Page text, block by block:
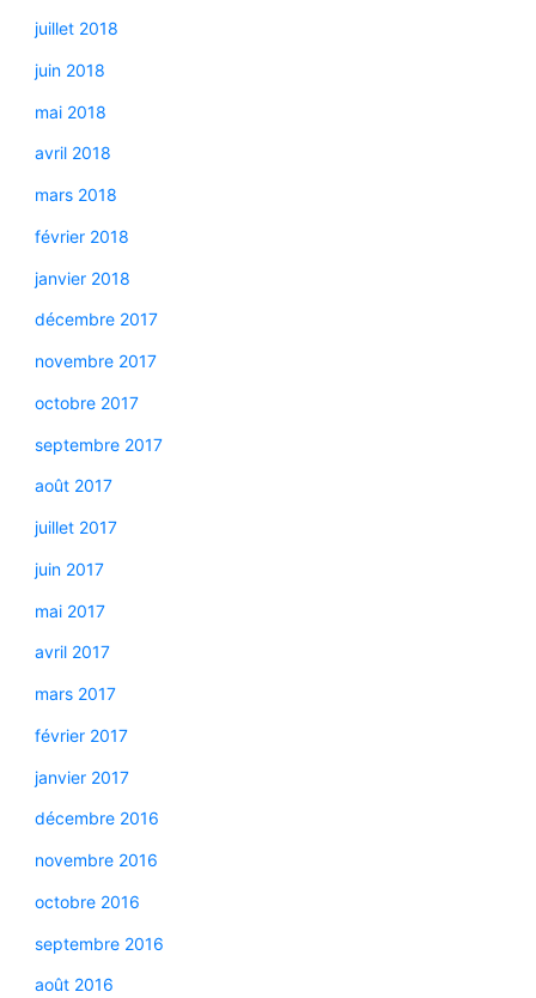
juillet 2018
juin 2018
mai 2018
avril 2018
mars 2018
février 2018
janvier 2018
décembre 2017
novembre 2017
octobre 2017
septembre 2017
août 2017
juillet 2017
juin 2017
mai 2017
avril 2017
mars 2017
février 2017
janvier 2017
décembre 2016
novembre 2016
octobre 2016
septembre 2016
août 2016